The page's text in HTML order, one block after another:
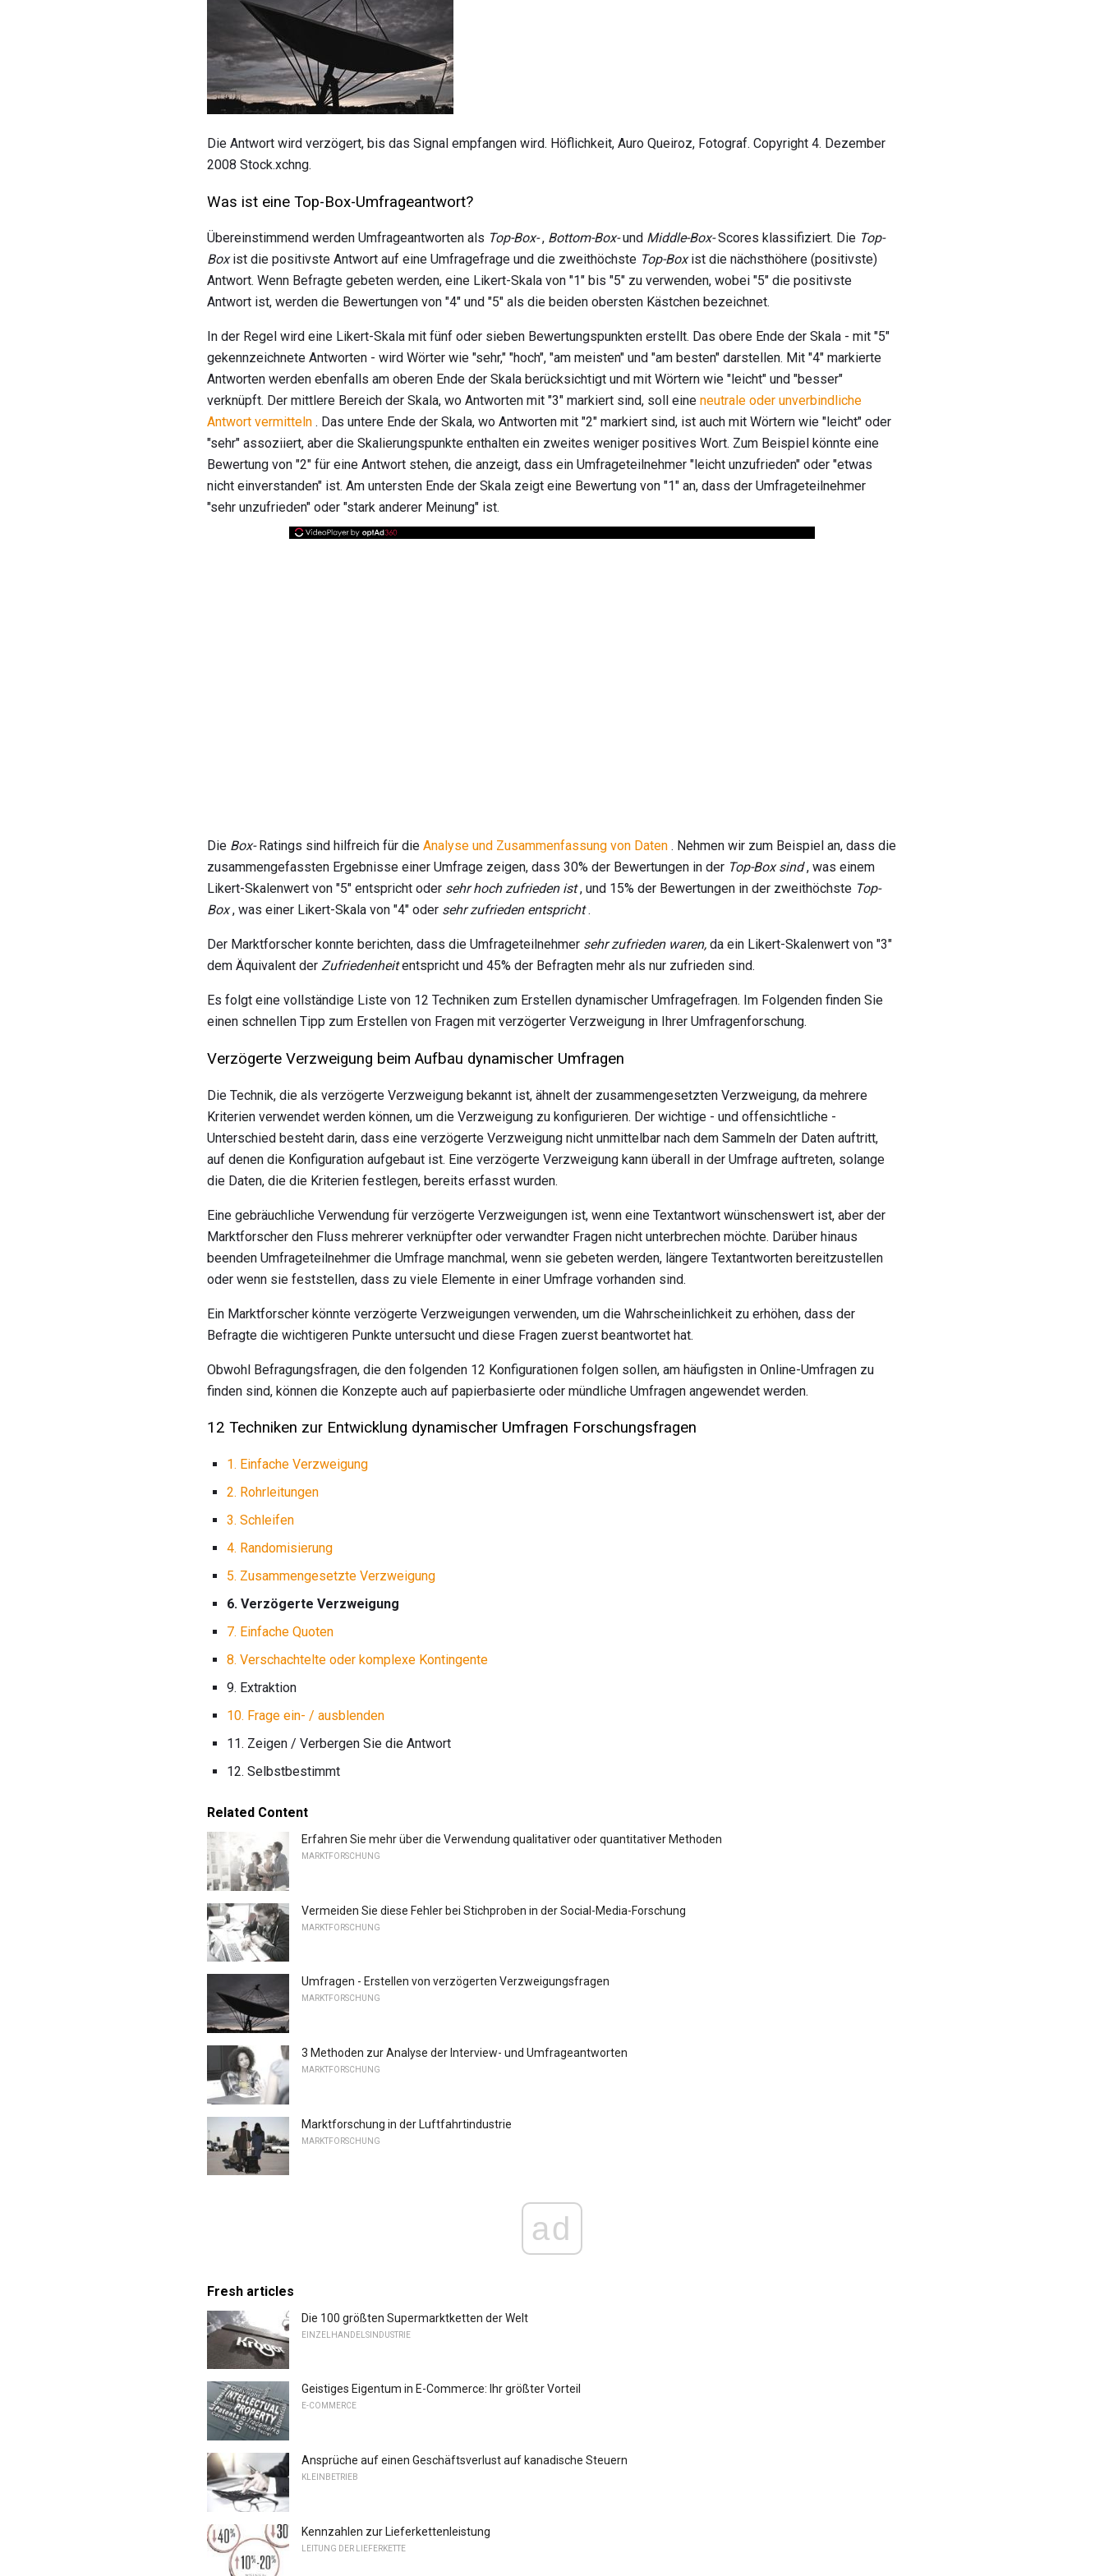
Die Antwort wird verzögert, bis das Signal empfangen wird. Höflichkeit, Auro Queiroz, Fotograf. Copyright 4. Dezember
2008 Stock.xchng.
Was ist eine Top-Box-Umfrageantwort?
Übereinstimmend werden Umfrageantworten als Top-Box-, Bottom-Box-und Middle-Box-Scores klassifiziert. Die Top-
Boxist die positivste Antwort auf eine Umfragefrage und die zweithöchste Top-Boxist die nächsthöhere (positivste)
Antwort. Wenn Befragte gebeten werden, eine Likert-Skala von "1" bis "5" zu verwenden, wobei "5" die positivste
Antwort ist, werden die Bewertungen von "4" und "5" als die beiden obersten Kästchen bezeichnet.
In der Regel wird eine Likert-Skala mit fünf oder sieben Bewertungspunkten erstellt. Das obere Ende der Skala - mit "5"
gekennzeichnete Antworten - wird Wörter wie "sehr," "hoch", "am meisten" und "am besten" darstellen. Mit "4" markierte
Antworten werden ebenfalls am oberen Ende der Skala berücksichtigt und mit Wörtern wie "leicht" und "besser"
verknüpft. Der mittlere Bereich der Skala, wo Antworten mit "3" markiert sind, soll eine neutrale oder unverbindliche
Antwort vermitteln . Das untere Ende der Skala, wo Antworten mit "2" markiert sind, ist auch mit Wörtern wie "leicht" oder
"sehr" assoziiert, aber die Skalierungspunkte enthalten ein zweites weniger positives Wort. Zum Beispiel könnte eine
Bewertung von "2" für eine Antwort stehen, die anzeigt, dass ein Umfrageteilnehmer "leicht unzufrieden" oder "etwas
nicht einverstanden" ist. Am untersten Ende der Skala zeigt eine Bewertung von "1" an, dass der Umfrageteilnehmer
"sehr unzufrieden" oder "stark anderer Meinung" ist.
Die Box-Ratings sind hilfreich für die Analyse und Zusammenfassung von Daten . Nehmen wir zum Beispiel an, dass die
zusammengefassten Ergebnisse einer Umfrage zeigen, dass 30% der Bewertungen in der Top-Box sind, was einem
Likert-Skalenwert von "5" entspricht oder sehr hoch zufrieden ist, und 15% der Bewertungen in der zweithöchste Top-
Box, was einer Likert-Skala von "4" oder sehr zufrieden entspricht.
Der Marktforscher konnte berichten, dass die Umfrageteilnehmer sehr zufrieden waren, da ein Likert-Skalenwert von "3"
dem Äquivalent der Zufriedenheitentspricht und 45% der Befragten mehr als nur zufrieden sind.
Es folgt eine vollständige Liste von 12 Techniken zum Erstellen dynamischer Umfragefragen. Im Folgenden finden Sie
einen schnellen Tipp zum Erstellen von Fragen mit verzögerter Verzweigung in Ihrer Umfragenforschung.
Verzögerte Verzweigung beim Aufbau dynamischer Umfragen
Die Technik, die als verzögerte Verzweigung bekannt ist, ähnelt der zusammengesetzten Verzweigung, da mehrere
Kriterien verwendet werden können, um die Verzweigung zu konfigurieren. Der wichtige - und offensichtliche -
Unterschied besteht darin, dass eine verzögerte Verzweigung nicht unmittelbar nach dem Sammeln der Daten auftritt,
auf denen die Konfiguration aufgebaut ist. Eine verzögerte Verzweigung kann überall in der Umfrage auftreten, solange
die Daten, die die Kriterien festlegen, bereits erfasst wurden.
Eine gebräuchliche Verwendung für verzögerte Verzweigungen ist, wenn eine Textantwort wünschenswert ist, aber der
Marktforscher den Fluss mehrerer verknüpfter oder verwandter Fragen nicht unterbrechen möchte. Darüber hinaus
beenden Umfrageteilnehmer die Umfrage manchmal, wenn sie gebeten werden, längere Textantworten bereitzustellen
oder wenn sie feststellen, dass zu viele Elemente in einer Umfrage vorhanden sind.
Ein Marktforscher könnte verzögerte Verzweigungen verwenden, um die Wahrscheinlichkeit zu erhöhen, dass der
Befragte die wichtigeren Punkte untersucht und diese Fragen zuerst beantwortet hat.
Obwohl Befragungsfragen, die den folgenden 12 Konfigurationen folgen sollen, am häufigsten in Online-Umfragen zu
finden sind, können die Konzepte auch auf papierbasierte oder mündliche Umfragen angewendet werden.
12 Techniken zur Entwicklung dynamischer Umfragen Forschungsfragen
1. Einfache Verzweigung
2. Rohrleitungen
3. Schleifen
4. Randomisierung
5. Zusammengesetzte Verzweigung
6. Verzögerte Verzweigung
7. Einfache Quoten
8. Verschachtelte oder komplexe Kontingente
9. Extraktion
10. Frage ein- / ausblenden
11. Zeigen / Verbergen Sie die Antwort
12. Selbstbestimmt
Related Content
Erfahren Sie mehr über die Verwendung qualitativer oder quantitativer Methoden
MARKTFORSCHUNG
Vermeiden Sie diese Fehler bei Stichproben in der Social-Media-Forschung
MARKTFORSCHUNG
Umfragen - Erstellen von verzögerten Verzweigungsfragen
MARKTFORSCHUNG
3 Methoden zur Analyse der Interview- und Umfrageantworten
MARKTFORSCHUNG
Marktforschung in der Luftfahrtindustrie
MARKTFORSCHUNG
ad
Fresh articles
Die 100 größten Supermarktketten der Welt
EINZELHANDELSINDUSTRIE
Geistiges Eigentum in E-Commerce: Ihr größter Vorteil
E-COMMERCE
Ansprüche auf einen Geschäftsverlust auf kanadische Steuern
KLEINBETRIEB
Kennzahlen zur Lieferkettenleistung
LEITUNG DER LIEFERKETTE